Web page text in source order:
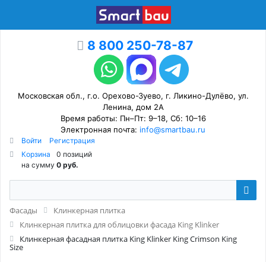
8 800 250-78-87
Московская обл., г.о. Орехово-Зуево, г. Ликино-Дулёво, ул.
Ленина, дом 2А
Время работы: Пн–Пт: 9–18, Сб: 10–16
Электронная почта: info@smartbau.ru
Войти
Регистрация
Корзина
0 позиций
на сумму 0 руб.
Фасады
Клинкерная плитка
Клинкерная плитка для облицовки фасада King Klinker
Клинкерная фасадная плитка King Klinker King Crimson King
Size